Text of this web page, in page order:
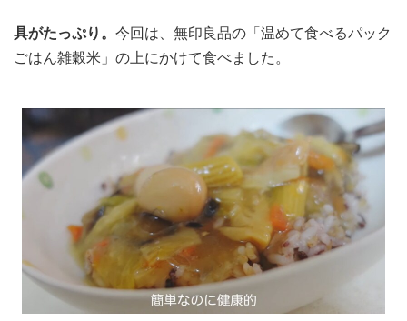
具がたっぷり。 今回は、無印良品の「温めて食べるパック
ごはん雑穀米」の上にかけて食べました。